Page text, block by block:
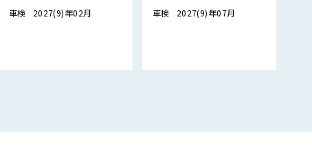
車検 2027(9)年02月 車検 2027(9)年07月